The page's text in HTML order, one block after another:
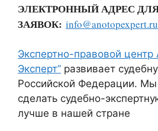
ЭЛЕКТРОННЫЙ АДРЕС
ЗАЯВОК: info@anotopexpert.ru
Экспертно-правовой
Эксперт” развивает
Российской Федерации.
сделать судебно-
лучше в нашей стране